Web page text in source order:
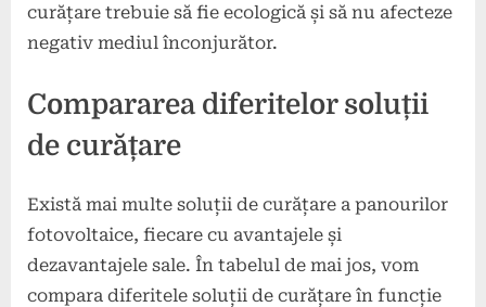
curățare trebuie să fie ecologică și să nu afecteze
negativ mediul înconjurător.
Compararea diferitelor soluții
de curățare
Există mai multe soluții de curățare a panourilor
fotovoltaice, fiecare cu avantajele și
dezavantajele sale. În tabelul de mai jos, vom
compara diferitele soluții de curățare în funcție